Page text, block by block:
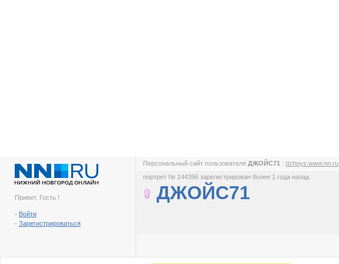
Привет, Гость !
- Войти
- Зарегистрироваться
Персональный сайт пользователя ДЖОЙС71 : dzhoys.www.nn.ru
портрет № 144396 зарегистрирован более 1 года назад
ДЖОЙС71